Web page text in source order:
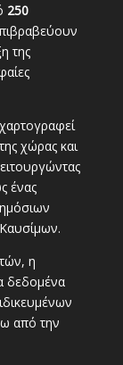
250
της
χώρας και
ένας
η
δεδομένα
από την